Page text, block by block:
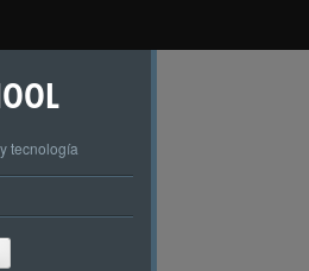
tecnología